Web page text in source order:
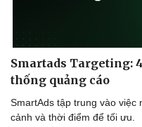
Smartads Targeting:
thống quảng cáo
SmartAds tập trung vào
cảnh và thời điểm để tối ưu.